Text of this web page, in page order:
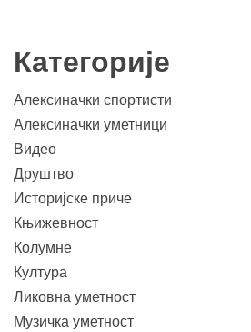
Категорије
Алексиначки спортисти
Алексиначки уметници
Видео
Друштво
Историјске приче
Књижевност
Колумне
Култура
Ликовна уметност
Музичка уметност